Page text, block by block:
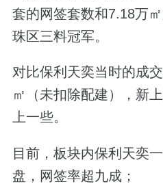
套的网签套数和7.18万
珠区三料冠军。
对比保利天奕当时的成
㎡（未扣除配建），新
上一些。
目前，板块内保利天奕
盘，网签率超九成；